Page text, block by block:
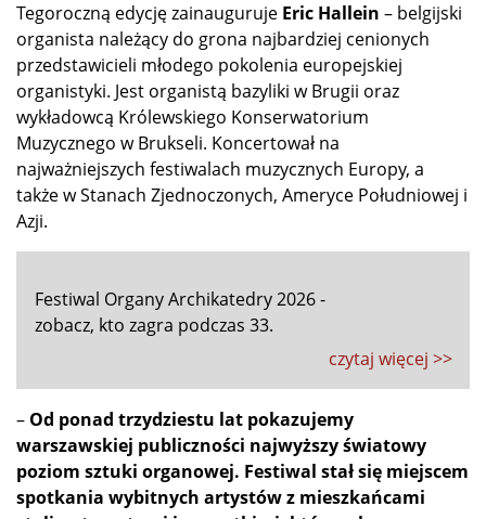
Tegoroczną edycję zainauguruje Eric Hallein – belgijski
organista należący do grona najbardziej cenionych
przedstawicieli młodego pokolenia europejskiej
organistyki. Jest organistą bazyliki w Brugii oraz
wykładowcą Królewskiego Konserwatorium
Muzycznego w Brukseli. Koncertował na
najważniejszych festiwalach muzycznych Europy, a
także w Stanach Zjednoczonych, Ameryce Południowej i
Azji.
Festiwal Organy Archikatedry 2026 -
zobacz, kto zagra podczas 33.
czytaj więcej >>
– Od ponad trzydziestu lat pokazujemy
warszawskiej publiczności najwyższy światowy
poziom sztuki organowej. Festiwal stał się miejscem
spotkania wybitnych artystów z mieszkańcami